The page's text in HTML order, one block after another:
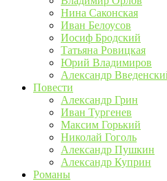
Нина Саконская
Иван Белоусов
Иосиф Бродский
Татьяна Ровицкая
Юрий Владимиров
Александр
Повести
Александр Грин
Иван Тургенев
Максим Горький
Николай Гоголь
Александр Пушкин
Александр Куприн
Романы